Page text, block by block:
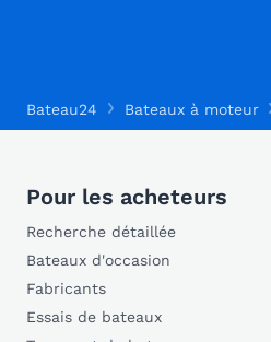
Bateau24 Bateaux à moteur
Pour les acheteurs
Recherche détaillée
Bateaux d'occasion
Fabricants
Essais de bateaux